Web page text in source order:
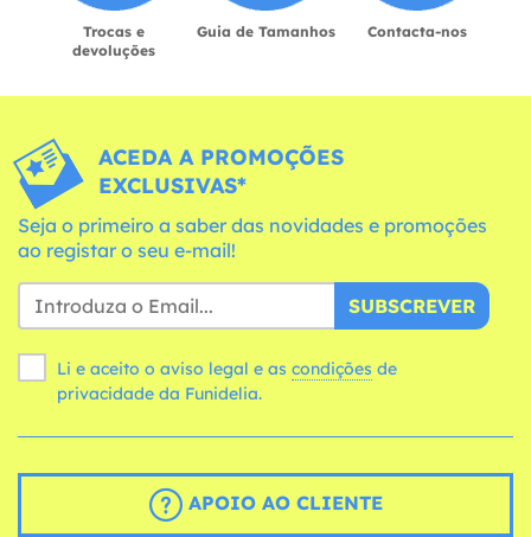
Trocas e
devoluções
Guia de Tamanhos Contacta-nos
ACEDA A PROMOÇÕES
EXCLUSIVAS*
Seja o primeiro a saber das novidades e promoções
ao registar o seu e-mail!
SUBSCREVER
Li e aceito o aviso legal e as condições
privacidade da Funidelia.
APOIO AO CLIENTE